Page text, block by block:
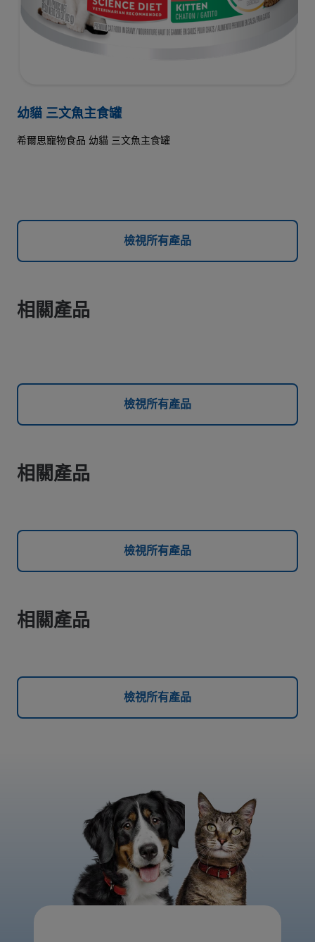
幼貓 三文魚主食罐
希爾思寵物食品 幼貓 三文魚主食罐
檢視所有產品
相關產品
檢視所有產品
相關產品
檢視所有產品
相關產品
檢視所有產品